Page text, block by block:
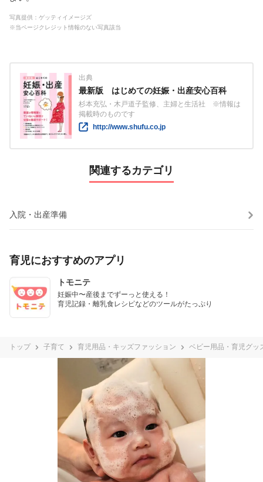
写真提供：ゲッティイメージズ
※当ページクレジット情報のない写真該当
出典
最新版 はじめての妊娠・出産安心百科
杉本充弘・木戸道子監修、主婦と生活社 ※情報は
掲載時のものです
http://www.shufu.co.jp
関連するカテゴリ
入院・出産準備
育児におすすめのアプリ
トモニテ
妊娠中〜産後までずーっと使える！
育児記録・離乳食レシピなどのツールがたっぷり
トップ 子育て 育児用品・キッズファッション ベビー用品・育児グッ